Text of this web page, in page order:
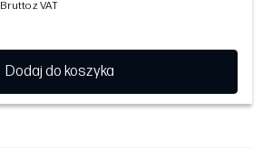
Brutto z VAT
Dodaj do koszyka